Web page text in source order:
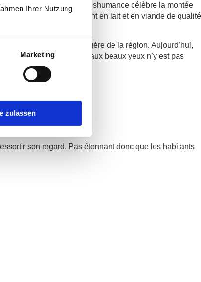
Ihrer Nutzung
Marketing
zulassen
encore, la fête de la Transhumance célèbre la montée
et valorise idéalement en lait et en viande de qualité
une spécialité fromagère de la région. Aujourd’hui,
ses qualités, la vache aux beaux yeux n’y est pas
son regard. Pas étonnant donc que les habitants